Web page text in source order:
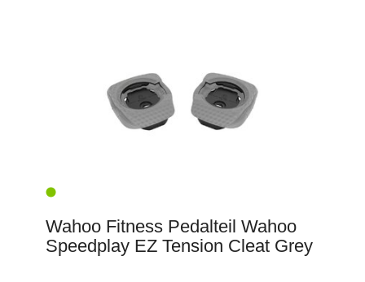
Wahoo Fitness Pedalteil Wahoo
Speedplay EZ Tension Cleat Grey